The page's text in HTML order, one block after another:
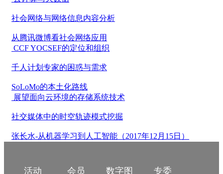
社会网络与网络信息内容分析
从腾讯微博看社会网络应用
CCF YOCSEF的定位和组织
千人计划专家的困惑与需求
SoLoMo的本土化路线
展望面向云环境的存储系统技术
社交媒体中的时空轨迹模式挖掘
张长水-从机器学习到人工智能（2017年12月15日）
活动 会员
数字图
专委